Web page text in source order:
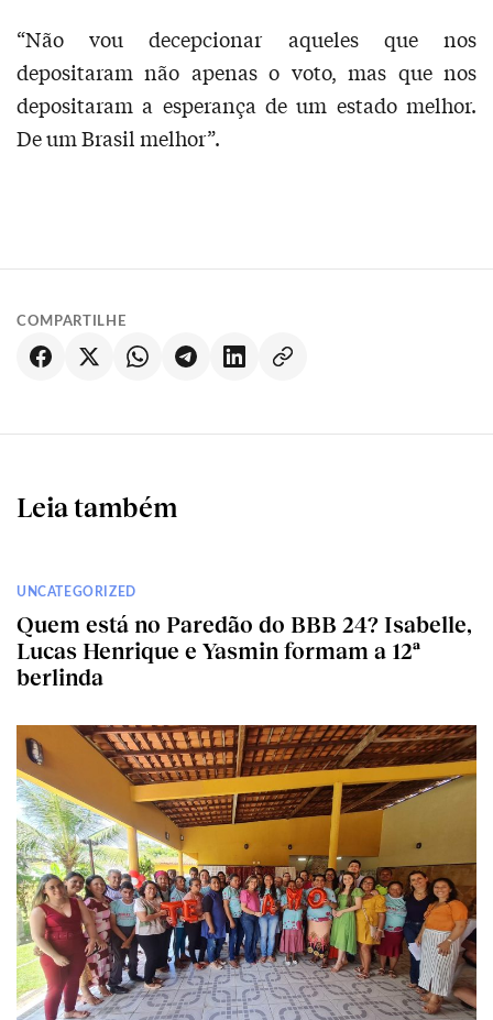
“Não vou decepcionar aqueles que nos
depositaram não apenas o voto, mas que nos
depositaram a esperança de um estado melhor.
De um Brasil melhor”.
COMPARTILHE
Leia também
UNCATEGORIZED
Quem está no Paredão do BBB 24? Isabelle,
Lucas Henrique e Yasmin formam a 12ª
berlinda